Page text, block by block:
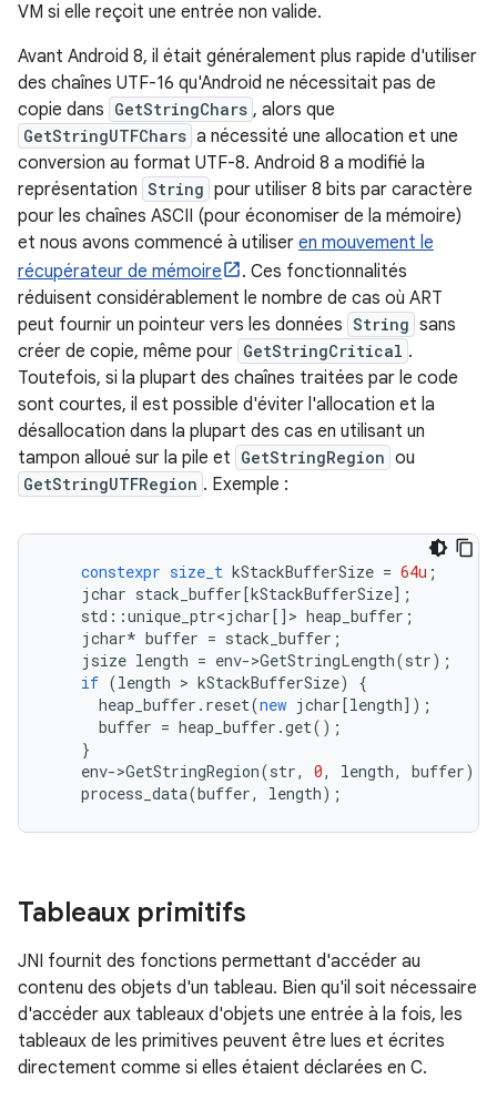
VM si elle reçoit une entrée non valide.
Avant Android 8, il était généralement plus rapide d'utiliser
des chaînes UTF-16 qu'Android ne nécessitait pas de
copie dans GetStringChars , alors que
GetStringUTFChars a nécessité une allocation et une
conversion au format UTF-8. Android 8 a modifié la
représentation String pour utiliser 8 bits par caractère
pour les chaînes ASCII (pour économiser de la mémoire)
et nous avons commencé à utiliser en mouvement le
récupérateur de mémoire
. Ces fonctionnalités
réduisent considérablement le nombre de cas où ART
peut fournir un pointeur vers les données String sans
créer de copie, même pour GetStringCritical .
Toutefois, si la plupart des chaînes traitées par le code
sont courtes, il est possible d'éviter l'allocation et la
désallocation dans la plupart des cas en utilisant un
tampon alloué sur la pile et GetStringRegion ou
GetStringUTFRegion . Exemple :
constexpr size_t kStackBufferSize = 64u ;
jchar stack_buffer[kStackBufferSize];
std ::unique_ptr<jchar[] > heap_buffer ;
jchar* buffer = stack_buffer ;
jsize length = env->GetStringLength(str);
if (length > kStackBufferSize)
{
heap_buffer . reset(new jchar[length]);
buffer = heap_buffer .get();
}
env->GetStringRegion(str, 0, length, buffer);
process_data(buffer, length);
Tableaux primitifs
JNI fournit des fonctions permettant d'accéder au
contenu des objets d'un tableau. Bien qu'il soit nécessaire
d'accéder aux tableaux d'objets une entrée à la fois, les
tableaux de les primitives peuvent être lues et écrites
directement comme si elles étaient déclarées en C.